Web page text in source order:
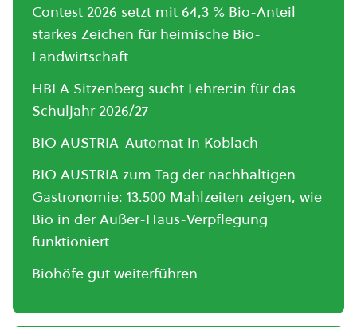
Contest 2026 setzt mit 64,3 % Bio-Anteil
starkes Zeichen für heimische Bio-
Landwirtschaft
HBLA Sitzenberg sucht Lehrer:in für das
Schuljahr 2026/27
BIO AUSTRIA-Automat in Koblach
BIO AUSTRIA zum Tag der nachhaltigen
Gastronomie: 13.500 Mahlzeiten zeigen, wie
Bio in der Außer-Haus-Verpflegung
funktioniert
Biohöfe gut weiterführen